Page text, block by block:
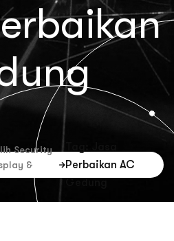
Security
&
Perbaikan AC